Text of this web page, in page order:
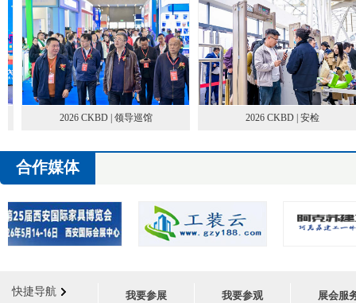
2026 CKBD | 领导巡馆 2026 CKBD | 安检
合作媒体
快捷导航
我要参展
我要参观
展会服